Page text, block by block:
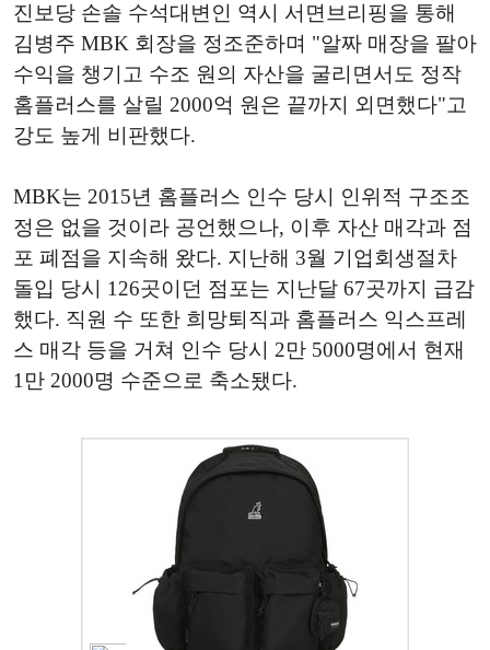
진보당 손솔 수석대변인 역시 서면브리핑을 통해
김병주 MBK 회장을 정조준하며 "알짜 매장을 팔아
수익을 챙기고 수조 원의 자산을 굴리면서도 정작
홈플러스를 살릴 2000억 원은 끝까지 외면했다"고
강도 높게 비판했다.
MBK는 2015년 홈플러스 인수 당시 인위적 구조조
정은 없을 것이라 공언했으나, 이후 자산 매각과 점
포 폐점을 지속해 왔다. 지난해 3월 기업회생절차
돌입 당시 126곳이던 점포는 지난달 67곳까지 급감
했다. 직원 수 또한 희망퇴직과 홈플러스 익스프레
스 매각 등을 거쳐 인수 당시 2만 5000명에서 현재
1만 2000명 수준으로 축소됐다.